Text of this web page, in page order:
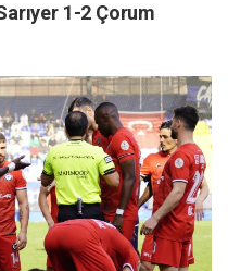
1-2 Çorum